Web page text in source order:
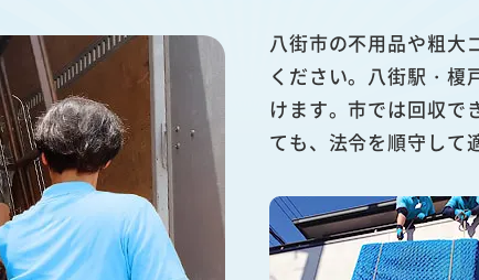
八街市の不用品や粗大
ください。八街駅・榎
けます。市では回収で
ても、法令を順守して